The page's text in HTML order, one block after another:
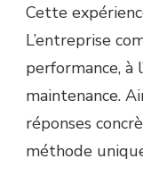
Cette
L’entreprise
performance, à
maintenance.
réponses
méthode